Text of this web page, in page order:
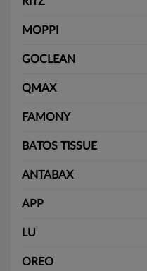
MOPPI
GOCLEAN
QMAX
FAMONY
BATOS TISSUE
ANTABAX
APP
LU
OREO